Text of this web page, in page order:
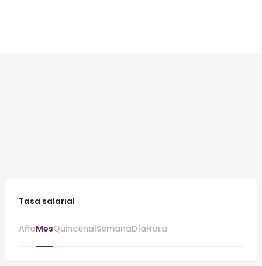
Tasa salarial
AñoMesQuincenalSemanaDíaHora